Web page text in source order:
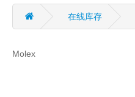
在线库存
Molex